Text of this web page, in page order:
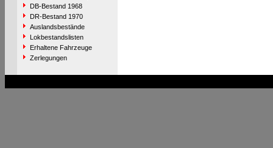
DB-Bestand 1968
DR-Bestand 1970
Auslandsbestände
Lokbestandslisten
Erhaltene Fahrzeuge
Zerlegungen